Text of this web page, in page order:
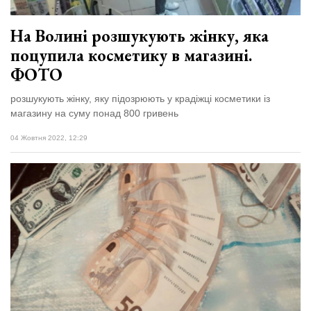
На Волині розшукують жінку, яка
поцупила косметику в магазині.
ФОТО
розшукують жінку, яку підозрюють у крадіжці косметики із
магазину на суму понад 800 гривень
04 Жовтня 2022, 12:29